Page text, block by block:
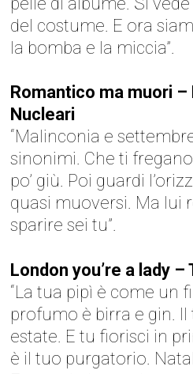
del costume. E ora
la bomba e la miccia”.
Romantico ma muori –
Nucleari
“Malinconia e
sinonimi. Che ti
po’ giù. Poi guardi
quasi muoversi. Ma lui
sparire sei tu”.
London you’re a lady –
“La tua pipì è come un
profumo è birra e gin.
estate. E tu fiorisci in
è il tuo purgatorio.